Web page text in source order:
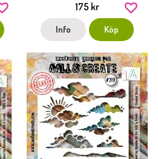
175 kr
Info Köp